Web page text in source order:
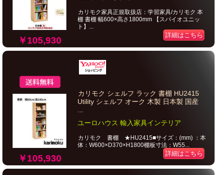
￥105,930
カリモク家具正規取扱店：学習家具/カリモク 本
棚 書棚 幅600×高さ1800mm 【スパイオユニッ
ト】...
詳細はこちら
￥105,930
カリモク シェルフ ラック 書棚 HU2415
Utility シェルフ オーク 木製 日本製 国産
ユーロハウス 輸入家具インテリア
カリモク 書棚 ★HU2415■サイズ：(mm) ：本
体：W600×D370×H1800棚板寸法：W55...
詳細はこちら